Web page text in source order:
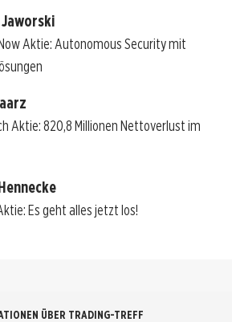
Aktie: Autonomous Security mit
Aktie: 820,8 Millionen Nettoverlust im
Es geht alles jetzt los!
ÜBER TRADING-TREFF